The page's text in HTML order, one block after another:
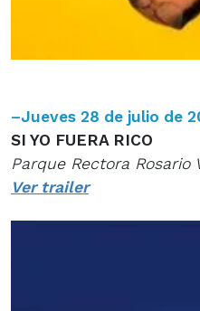
–Jueves 28 de julio de
SI YO FUERA RICO
Parque Rectora Rosario
Ver trailer